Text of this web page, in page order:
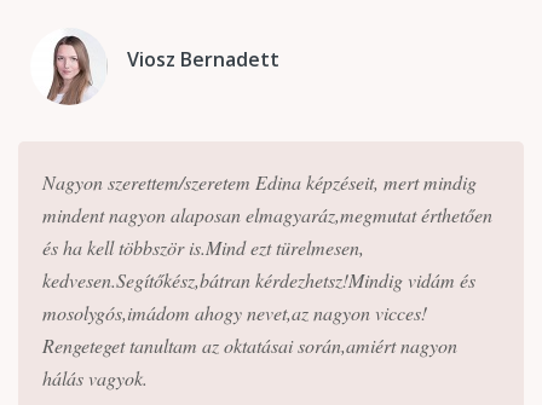
Viosz Bernadett
Nagyon szerettem/szeretem Edina képzéseit, mert mindig
mindent nagyon alaposan elmagyaráz,megmutat érthetően
és ha kell többször is.Mind ezt türelmesen,
kedvesen.Segítőkész,bátran kérdezhetsz!Mindig vidám és
mosolygós,imádom ahogy nevet,az nagyon vicces!
Rengeteget tanultam az oktatásai során,amiért nagyon
hálás vagyok.